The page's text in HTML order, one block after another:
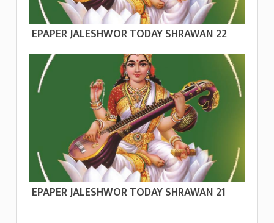
EPAPER JALESHWOR TODAY SHRAWAN 22
EPAPER JALESHWOR TODAY SHRAWAN 21